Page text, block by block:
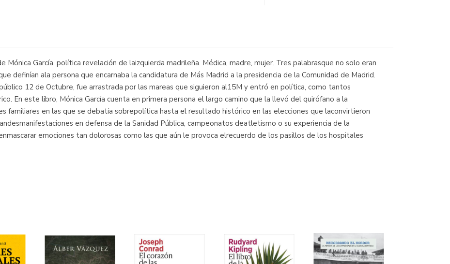
Mónica García, política revelación de laizquierda madrileña. Médica, madre, mujer. Tres palabrasque no solo eran
definían ala persona que encarnaba la candidatura de Más Madrid a la presidencia de la Comunidad de Madrid.
12 de Octubre, fue arrastrada por las mareas que siguieron al15M y entró en política, como tantos
En este libro, Mónica García cuenta en primera persona el largo camino que la llevó del quirófano a la
familiares en las que se debatía sobrepolítica hasta el resultado histórico en las elecciones que laconvirtieron
en defensa de la Sanidad Pública, campeonatos deatletismo o su experiencia de la
emociones tan dolorosas como las que aún le provoca elrecuerdo de los pasillos de los hospitales